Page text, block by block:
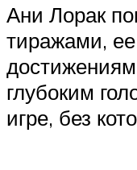
Ани Лорак
тиражами,
глубоким
игре, без